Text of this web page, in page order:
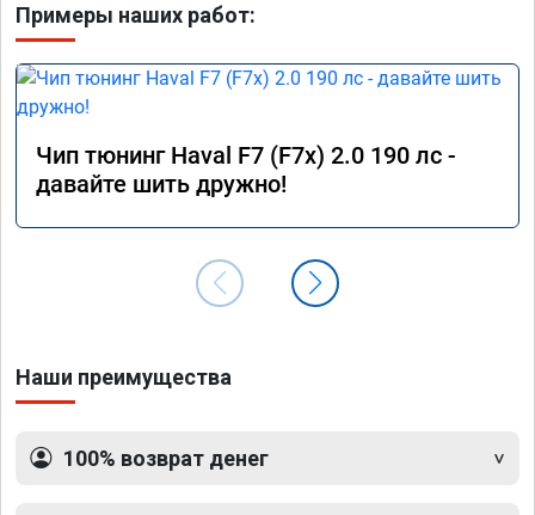
Примеры наших работ:
Чип тюнинг Haval F7 (F7x) 2.0 190 лс -
давайте шить дружно!
Наши преимущества
100% возврат денег